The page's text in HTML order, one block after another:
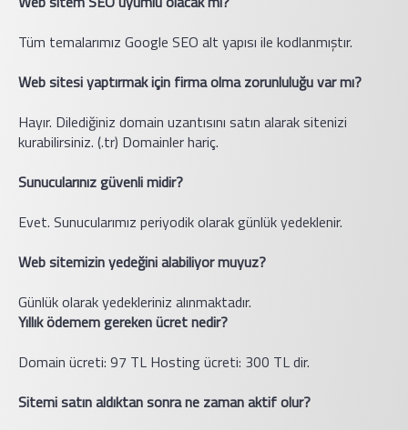
Tüm temalarımız Google SEO alt yapısı ile kodlanmıştır.
Web sitesi yaptırmak için firma olma zorunluluğu var mı?
Hayır. Dilediğiniz domain uzantısını satın alarak sitenizi
kurabilirsiniz. (.tr) Domainler hariç.
Sunucularınız güvenli midir?
Evet. Sunucularımız periyodik olarak günlük yedeklenir.
Web sitemizin yedeğini alabiliyor muyuz?
Günlük olarak yedekleriniz alınmaktadır.
Yıllık ödemem gereken ücret nedir?
Domain ücreti: 97 TL Hosting ücreti: 300 TL dir.
Sitemi satın aldıktan sonra ne zaman aktif olur?